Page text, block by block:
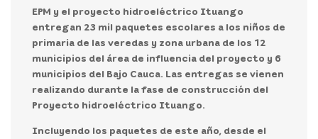
EPM y el proyecto hidroeléctrico Ituango
entregan 23 mil paquetes escolares a los niños de
primaria de las veredas y zona urbana de los 12
municipios del área de influencia del proyecto y 6
municipios del Bajo Cauca. Las entregas se vienen
realizando durante la fase de construcción del
Proyecto hidroeléctrico Ituango.
Incluyendo los paquetes de este año, desde el